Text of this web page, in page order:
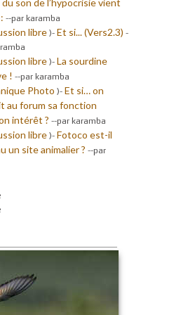
--par karamba
libre)- Et si... (Vers2.3) -
libre)- La sourdine
! --par karamba
Photo )- Et si… on
au forum sa fonction
intérêt ? --par karamba
libre)- Fotoco est-il
un site animalier ? --par